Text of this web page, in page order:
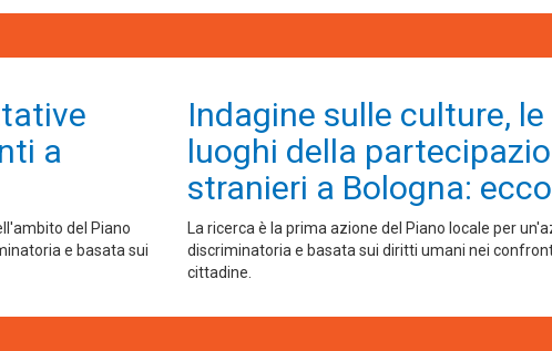
a
del Piano
e basata sui
Indagine sulle culture,
luoghi della
stranieri a Bologna:
La ricerca è la prima azione del Piano locale per
discriminatoria e basata sui diritti umani nei
cittadine.